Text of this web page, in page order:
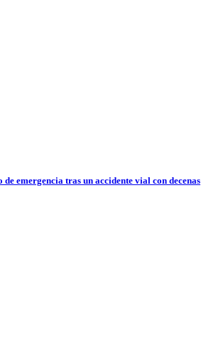
emergencia tras un accidente vial con decenas